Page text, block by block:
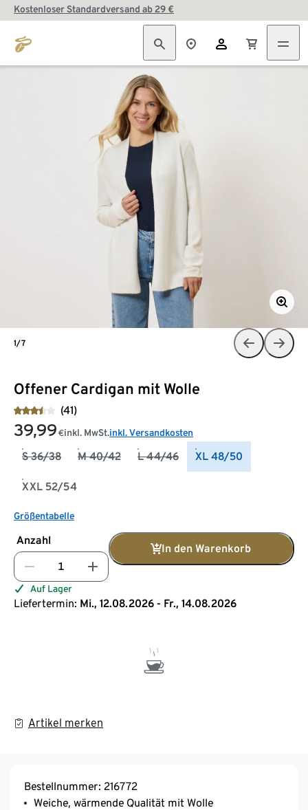
Kostenloser Standardversand ab 29 €
Offener Cardigan mit Wolle
(41)
39,99 €inkl. MwSt.inkl. Versandkosten
S 36/38 M 40/42 L 44/46 XL 48/50
XXL 52/54
Größentabelle
Anzahl
In den Warenkorb
Auf Lager
Liefertermin: Mi., 12.08.2026 - Fr., 14.08.2026
Artikel merken
1/7
Bestellnummer: 216772
Weiche, wärmende Qualität mit Wolle